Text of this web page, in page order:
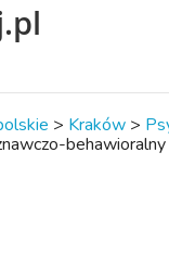
> Kraków >